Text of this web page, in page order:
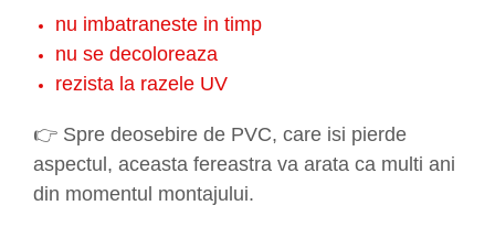
nu imbatraneste in timp
nu se decoloreaza
rezista la razele UV
👉 Spre deosebire de PVC, care isi pierde
aspectul, aceasta fereastra va arata ca multi ani
din momentul montajului.